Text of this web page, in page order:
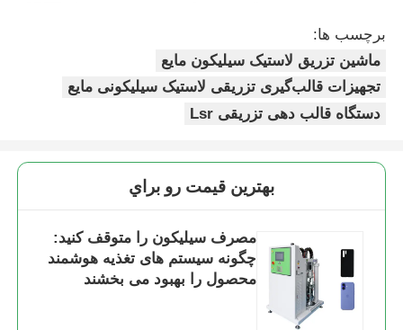
لوازم جانبی دستگاه قالب‌گیری تزریقی
قالب دهی تزریقی لاستیک سیلیکونی مایع
قالب گیری سیلیکون مایع
قالب دهی تزریقی لاستیک سیلیکونی
برچسب ها:
ماشین تزریق لاستیک سیلیکون مایع
تجهیزات قالب‌گیری تزریقی لاستیک سیلیکونی مایع
دستگاه قالب دهی تزریقی Lsr
بهترين قيمت رو براي
مصرف سیلیکون را متوقف کنید:
چگونه سیستم های تغذیه هوشمند
محصول را بهبود می بخشند